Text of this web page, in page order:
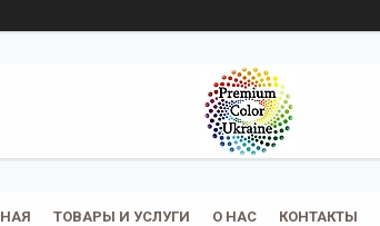
ТОВАРЫ И УСЛУГИ О НАС КОНТАКТЫ